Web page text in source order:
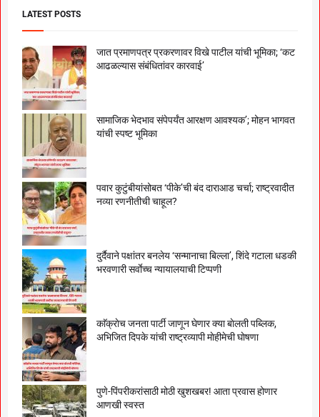
LATEST POSTS
जात प्रमाणपत्र प्रकरणावर विखे पाटील यांची भूमिका; ‘कट
आढळल्यास संबंधितांवर कारवाई’
सामाजिक भेदभाव संपेपर्यंत आरक्षण आवश्यक’; मोहन भागवत
यांची स्पष्ट भूमिका
पवार कुटुंबीयांसोबत ‘पीके’ची बंद दाराआड चर्चा; राष्ट्रवादीत
नव्या रणनीतीची चाहूल?
दुर्दैवाने पक्षांतर बनलेय ‘सन्मानाचा बिल्ला’, शिंदे गटाला धडकी
भरवणारी सर्वाेच्च न्यायालयाची टिप्पणी
काॅक्राेच जनता पार्टी जाणून घेणार क्या बाेलती पब्लिक,
अभिजित दिपके यांची राष्ट्रव्यापी माेहीमेची घाेषणा
पुणे-पिंपरीकरांसाठी मोठी खुशखबर! आता प्रवास होणार
आणखी स्वस्त